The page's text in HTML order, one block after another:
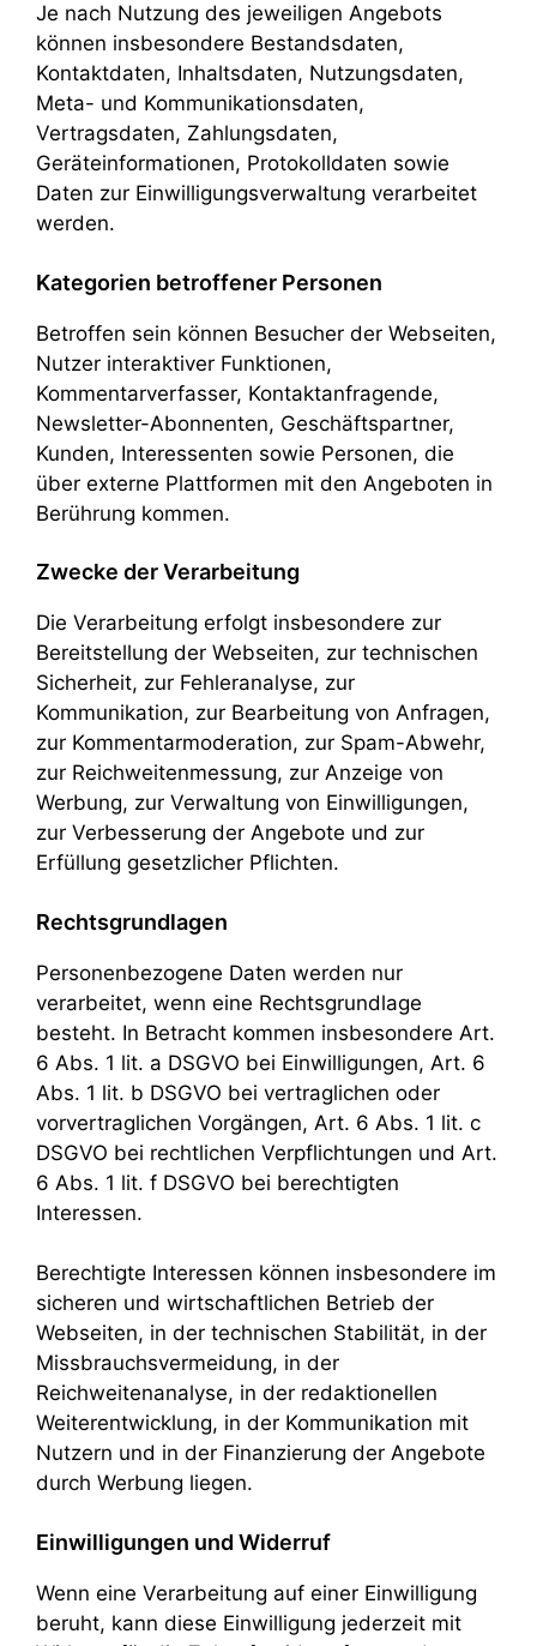
Je nach Nutzung des jeweiligen Angebots
können insbesondere Bestandsdaten,
Kontaktdaten, Inhaltsdaten, Nutzungsdaten,
Meta- und Kommunikationsdaten,
Vertragsdaten, Zahlungsdaten,
Geräteinformationen, Protokolldaten sowie
Daten zur Einwilligungsverwaltung verarbeitet
werden.
Kategorien betroffener Personen
Betroffen sein können Besucher der Webseiten,
Nutzer interaktiver Funktionen,
Kommentarverfasser, Kontaktanfragende,
Newsletter-Abonnenten, Geschäftspartner,
Kunden, Interessenten sowie Personen, die
über externe Plattformen mit den Angeboten in
Berührung kommen.
Zwecke der Verarbeitung
Die Verarbeitung erfolgt insbesondere zur
Bereitstellung der Webseiten, zur technischen
Sicherheit, zur Fehleranalyse, zur
Kommunikation, zur Bearbeitung von Anfragen,
zur Kommentarmoderation, zur Spam-Abwehr,
zur Reichweitenmessung, zur Anzeige von
Werbung, zur Verwaltung von Einwilligungen,
zur Verbesserung der Angebote und zur
Erfüllung gesetzlicher Pflichten.
Rechtsgrundlagen
Personenbezogene Daten werden nur
verarbeitet, wenn eine Rechtsgrundlage
besteht. In Betracht kommen insbesondere Art.
6 Abs. 1 lit. a DSGVO bei Einwilligungen, Art. 6
Abs. 1 lit. b DSGVO bei vertraglichen oder
vorvertraglichen Vorgängen, Art. 6 Abs. 1 lit. c
DSGVO bei rechtlichen Verpflichtungen und Art.
6 Abs. 1 lit. f DSGVO bei berechtigten
Interessen.
Berechtigte Interessen können insbesondere im
sicheren und wirtschaftlichen Betrieb der
Webseiten, in der technischen Stabilität, in der
Missbrauchsvermeidung, in der
Reichweitenanalyse, in der redaktionellen
Weiterentwicklung, in der Kommunikation mit
Nutzern und in der Finanzierung der Angebote
durch Werbung liegen.
Einwilligungen und Widerruf
Wenn eine Verarbeitung auf einer Einwilligung
beruht, kann diese Einwilligung jederzeit mit